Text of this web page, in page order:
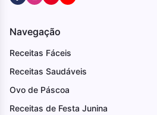
Navegação
Receitas Fáceis
Receitas Saudáveis
Ovo de Páscoa
Receitas de Festa Junina